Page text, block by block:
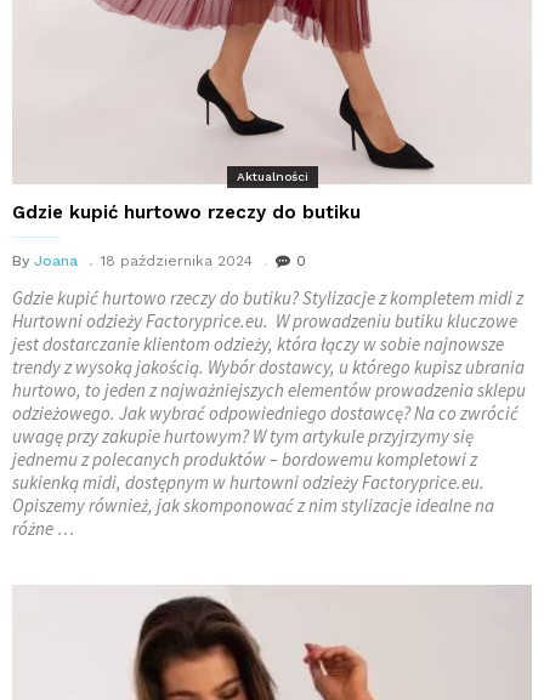
Aktualności
Gdzie kupić hurtowo rzeczy do butiku
By Joana 18 października 2024 0
Gdzie kupić hurtowo rzeczy do butiku? Stylizacje z kompletem midi z
Hurtowni odzieży Factoryprice.eu. W prowadzeniu butiku kluczowe
jest dostarczanie klientom odzieży, która łączy w sobie najnowsze
trendy z wysoką jakością. Wybór dostawcy, u którego kupisz ubrania
hurtowo, to jeden z najważniejszych elementów prowadzenia sklepu
odzieżowego. Jak wybrać odpowiedniego dostawcę? Na co zwrócić
uwagę przy zakupie hurtowym? W tym artykule przyjrzymy się
jednemu z polecanych produktów – bordowemu kompletowi z
sukienką midi, dostępnym w hurtowni odzieży Factoryprice.eu.
Opiszemy również, jak skomponować z nim stylizacje idealne na
różne …